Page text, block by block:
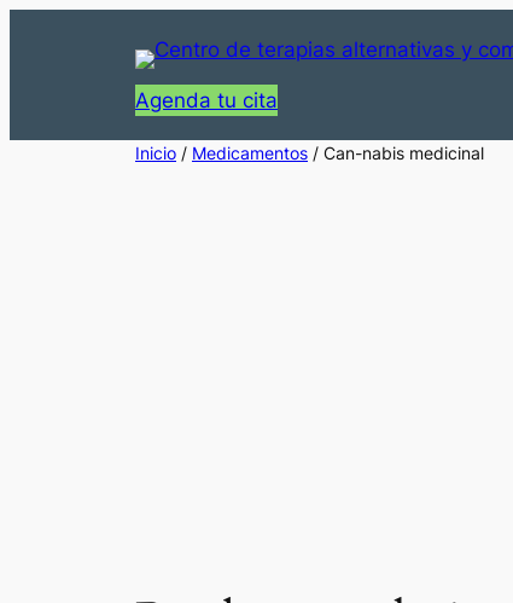
Agenda tu cita
Inicio / Medicamentos / Can-nabis medicinal